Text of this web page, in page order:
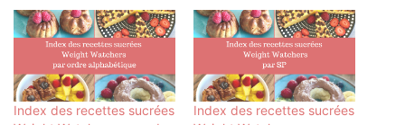
Index des recettes sucrées
Index des recettes sucrées